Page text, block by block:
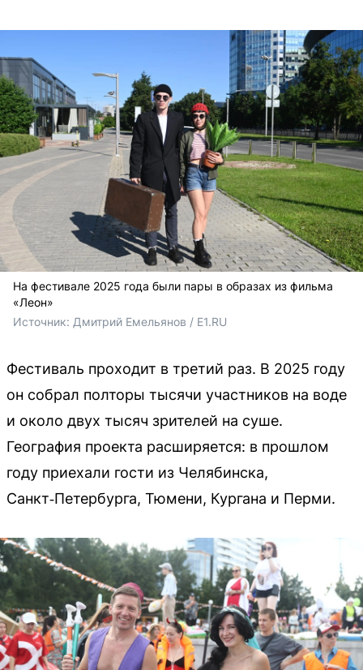
На фестивале 2025 года были пары в образах из фильма
«Леон»
Источник: Дмитрий Емельянов / E1.RU
Фестиваль проходит в третий раз. В 2025 году
он собрал полторы тысячи участников на воде
и около двух тысяч зрителей на суше.
География проекта расширяется: в прошлом
году приехали гости из Челябинска,
Санкт‑Петербурга, Тюмени, Кургана и Перми.